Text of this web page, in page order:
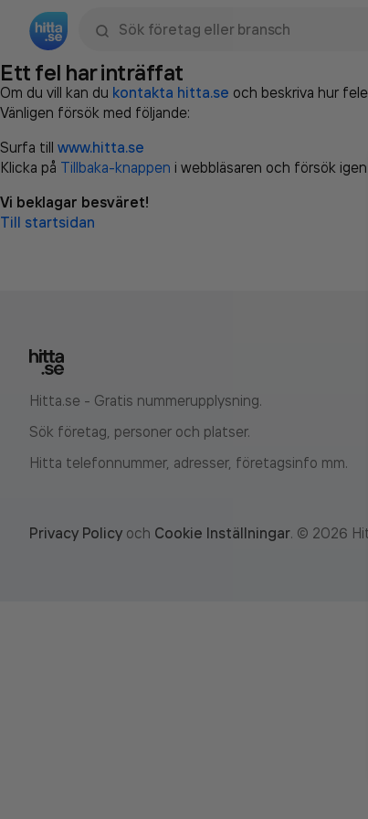
Ett fel har inträffat
Om du vill kan du kontakta hitta.se och beskriva hur
Vänligen försök med följande:
Surfa till www.hitta.se
Klicka på Tillbaka-knappen i webbläsaren och försök igen
Vi beklagar besväret!
Till startsidan
Hitta.se - Gratis nummerupplysning.
Sök företag, personer och platser.
Hitta telefonnummer, adresser, företagsinfo mm.
Privacy Policy och Cookie Inställningar. © 2026